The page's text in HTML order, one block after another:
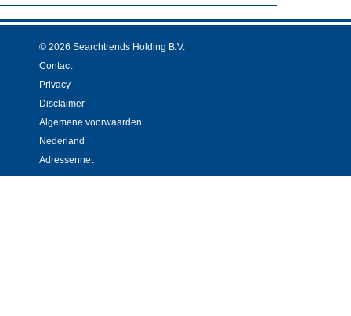
© 2026 Searchtrends Holding B.V.
Contact
Privacy
Disclaimer
Algemene voorwaarden
Nederland
Adressennet